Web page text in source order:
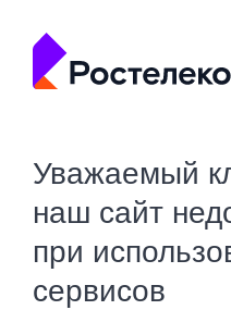
Уважаемый
наш сайт
при
сервисов